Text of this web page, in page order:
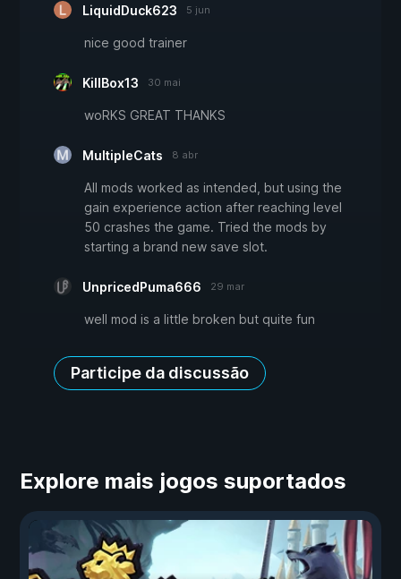
LiquidDuck623 5 jun
nice good trainer
KillBox13 30 mai
woRKS GREAT THANKS
MultipleCats 8 abr
All mods worked as intended, but using the
gain experience action after reaching level
50 crashes the game. Tried the mods by
starting a brand new save slot.
UnpricedPuma666 29 mar
well mod is a little broken but quite fun
Participe da discussão
Explore mais jogos suportados